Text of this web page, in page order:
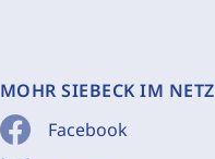
MOHR SIEBECK IM NETZ
Facebook